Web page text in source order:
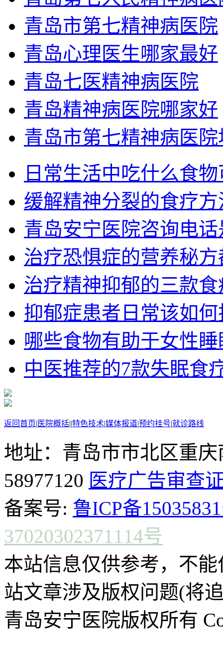
青岛市第七精神病医院
青岛心理医生哪家最好
青岛七医精神病医院
青岛精神病医院哪家好
青岛市第七精神病医院
日常生活中吃什么食
缓解精神分裂的食疗
青岛安宁医院咨询电
治疗恐惧症的营养秘
治疗精神抑郁的三款
抑郁症患者日常该如
哪些食物有助于女性睡
中医推荐的7款失眠食
返回首页| 医院概括||特色技术|媒体报道|预约挂号|就诊路线
地址：青岛市市北区重
58977120 医疗广告审查
备案号: 鲁ICP备
37020302371114号
本站信息仅供参考，不
站文章涉及版权问题(将
青岛安宁医院版权所有